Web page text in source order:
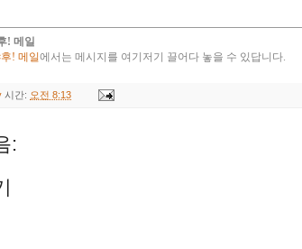
! 메일
! 메일에서는 메시지를 여기저기 끌어다 놓을 수 있답니다.
시간: 오전 8:13
: